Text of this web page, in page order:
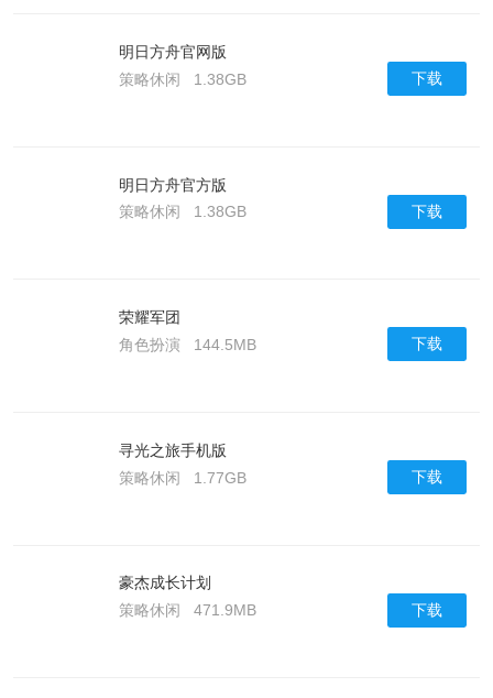
明日方舟官网版
策略休闲
1.38GB 下载
明日方舟官方版
策略休闲
1.38GB 下载
荣耀军团
角色扮演
144.5MB 下载
寻光之旅手机版
策略休闲
1.77GB 下载
豪杰成长计划
策略休闲
471.9MB 下载